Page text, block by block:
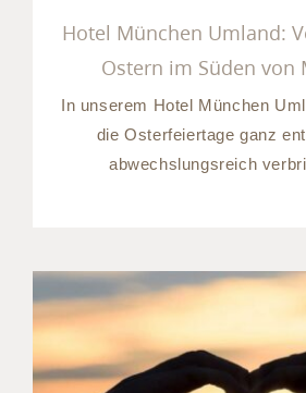
Hotel München Umland:
Ostern im Süden von
In unserem Hotel München
die Osterfeiertage ganz
abwechslungsreich